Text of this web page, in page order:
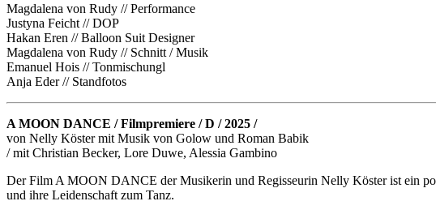
Magdalena von Rudy // Performance
Justyna Feicht // DOP
Hakan Eren // Balloon Suit Designer
Magdalena von Rudy // Schnitt / Musik
Emanuel Hois // Tonmischungl
Anja Eder // Standfotos
A MOON DANCE / Filmpremiere / D / 2025 /
von Nelly Köster mit Musik von Golow und Roman Babik
/ mit Christian Becker, Lore Duwe, Alessia Gambino
Der Film A MOON DANCE der Musikerin und Regisseurin Nelly Köster ist ein
und ihre Leidenschaft zum Tanz.